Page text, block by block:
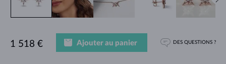
1 518 € Ajouter au panier DES QUESTIONS ?